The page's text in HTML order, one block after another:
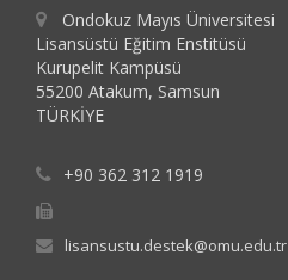
Ondokuz Mayıs Üniversitesi
Lisansüstü Eğitim Enstitüsü
Kurupelit Kampüsü
55200 Atakum, Samsun
TÜRKİYE
+90 362 312 1919
lisansustu.destek@omu.edu.tr